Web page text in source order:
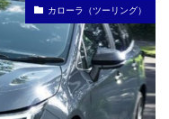
カローラ（ツーリング）